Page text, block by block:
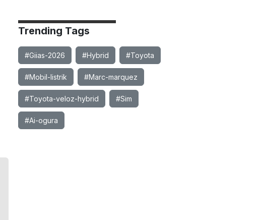
Trending Tags
#Giias-2026 #Hybrid #Toyota
#Mobil-listrik #Marc-marquez
#Toyota-veloz-hybrid #Sim
#Ai-ogura